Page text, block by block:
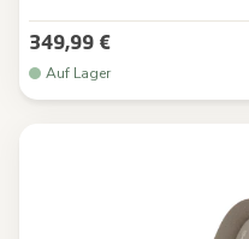
349,99 €
Auf Lager